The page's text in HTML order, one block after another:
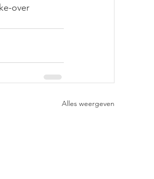
over
Alles weergeven